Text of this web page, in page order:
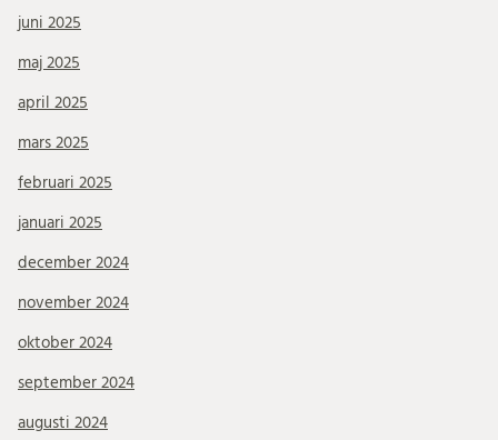
juni 2025
maj 2025
april 2025
mars 2025
februari 2025
januari 2025
december 2024
november 2024
oktober 2024
september 2024
augusti 2024